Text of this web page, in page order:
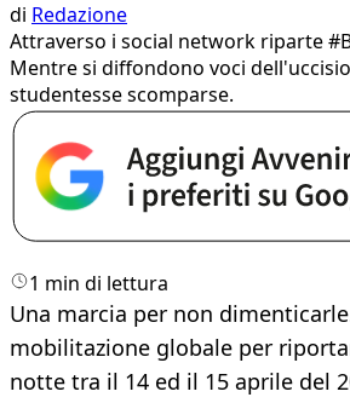
di Redazione
Attraverso i social network riparte
Mentre si diffondono voci
studentesse scomparse.
1 min di lettura
Una marcia per non
mobilitazione globale per
notte tra il 14 ed il 15 aprile del